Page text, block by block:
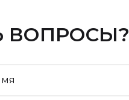
ВОПРОСЫ?